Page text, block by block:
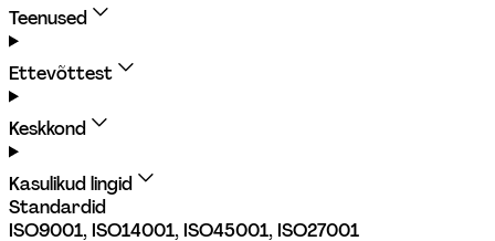
Teenused
Ettevõttest
Keskkond
Kasulikud lingid
Standardid
ISO9001, ISO14001, ISO45001, ISO27001